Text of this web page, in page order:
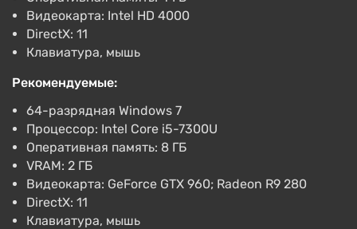
пользуются популярностью за счет динамичного
геймплея, длительной сюжетной кампании или
напряженных боев с другими игроками, обширных
возвращаться в игру снова и снова.
Три ключевых особенности Fortnite
Fortnite 1000 VBucks (PC) [Austria]
[Standard]
-15% по промокоду SUMMER
Boosted
PC
Keysforgamers 4.3855 отзывов
Поддержка на VGTimes
Fortnite 1000 VBucks (PC) [Ireland]
[Standard]
Видеокарта: Intel HD 4000
DirectX: 11
Клавиатура, мышь
Рекомендуемые:
64-разрядная Windows 7
Процессор: Intel Core i5-7300U
Оперативная память: 8 ГБ
VRAM: 2 ГБ
Видеокарта: GeForce GTX 960; Radeon R9 280
DirectX: 11
Клавиатура, мышь